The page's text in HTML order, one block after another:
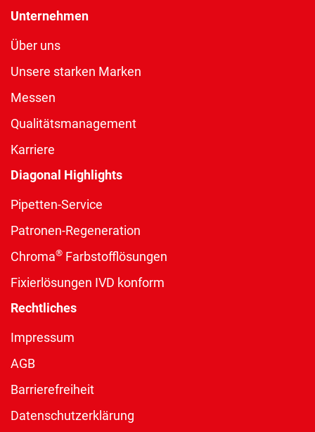
Unternehmen
Über uns
Unsere starken Marken
Messen
Qualitätsmanagement
Karriere
Diagonal Highlights
Pipetten-Service
Patronen-Regeneration
Chroma® Farbstofflösungen
Fixierlösungen IVD konform
Rechtliches
Impressum
AGB
Barrierefreiheit
Datenschutzerklärung